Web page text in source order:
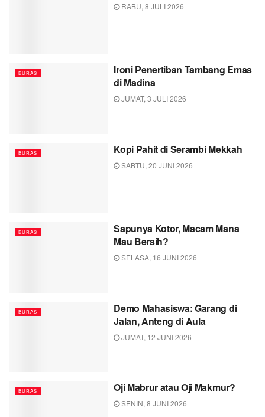
RABU, 8 JULI 2026
BURAS
Ironi Penertiban Tambang Emas
di Madina
JUMAT, 3 JULI 2026
BURAS Kopi Pahit di Serambi Mekkah
SABTU, 20 JUNI 2026
BURAS
Sapunya Kotor, Macam Mana
Mau Bersih?
SELASA, 16 JUNI 2026
BURAS
Demo Mahasiswa: Garang di
Jalan, Anteng di Aula
JUMAT, 12 JUNI 2026
BURAS Oji Mabrur atau Oji Makmur?
SENIN, 8 JUNI 2026